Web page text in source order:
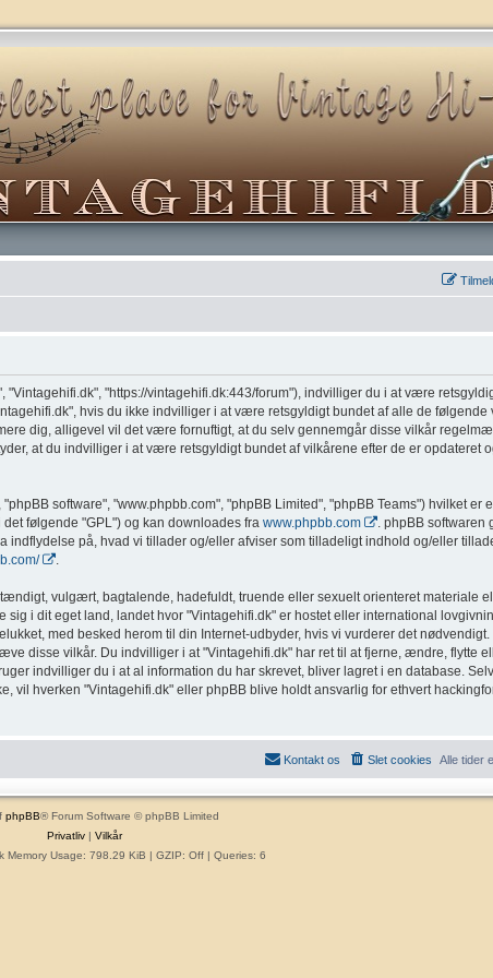
"https://vintagehifi.dk:443/forum"), indvilliger du i at være
hvis du ikke indvilliger i at være retsgyldigt bundet af alle de følgende
dig, alligevel vil det være fornuftigt, at du selv gennemgår disse vilkår
at du indvilliger i at være retsgyldigt bundet af vilkårene efter de er opdateret
software", "www.phpbb.com", "phpBB Limited", "phpBB Teams") hvilket er
det følgende "GPL") og kan downloades fra www.phpbb.com
. phpBB softwaren
indflydelse på, hvad vi tillader og/eller afviser som tilladeligt indhold og/eller
.
vulgært, bagtalende, hadefuldt, truende eller sexuelt orienteret materiale
i dit eget land, landet hvor "Vintagehifi.dk" er hostet eller international
med besked herom til din Internet-udbyder, hvis vi vurderer det nødvendigt.
disse vilkår. Du indvilliger i at "Vintagehifi.dk" har ret til at fjerne, ændre, flytte
indvilliger du i at al information du har skrevet, bliver lagret i en database.
vil hverken "Vintagehifi.dk" eller phpBB blive holdt ansvarlig for ethvert
Alle tider
Slet cookies
Kontakt os
phpBB® Forum Software © phpBB Limited
Privatliv| Vilkår
Memory Usage: 798.29 KiB | GZIP: Off | Queries: 6